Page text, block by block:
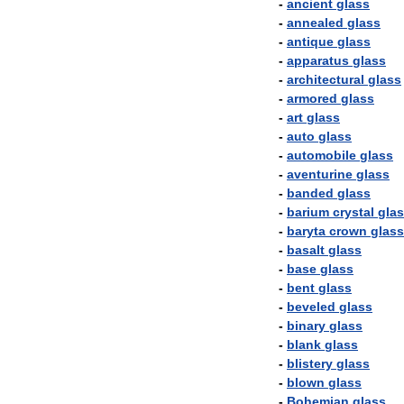
- ancient glass
- annealed glass
- antique glass
- apparatus glass
- architectural glass
- armored glass
- art glass
- auto glass
- automobile glass
- aventurine glass
- banded glass
- barium crystal
- baryta crown glass
- basalt glass
- base glass
- bent glass
- beveled glass
- binary glass
- blank glass
- blistery glass
- blown glass